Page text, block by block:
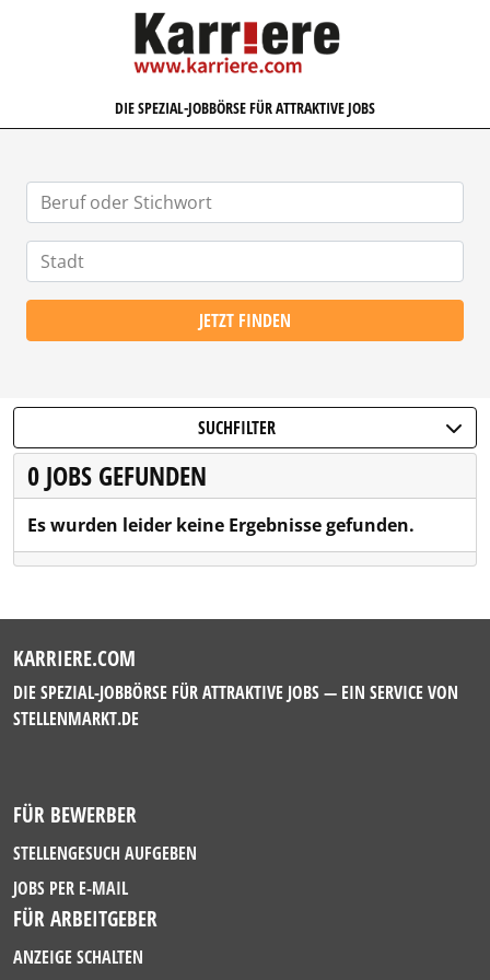
KARRIERE.COM
DIE SPEZIAL-JOBBÖRSE FÜR ATTRAKTIVE JOBS
JETZT FINDEN
SUCHFILTER
0 JOBS GEFUNDEN
Es wurden leider keine Ergebnisse gefunden.
KARRIERE.COM
DIE SPEZIAL-JOBBÖRSE FÜR ATTRAKTIVE JOBS — EIN SERVICE VON
STELLENMARKT.DE
FÜR BEWERBER
STELLENGESUCH AUFGEBEN
JOBS PER E-MAIL
FÜR ARBEITGEBER
ANZEIGE SCHALTEN